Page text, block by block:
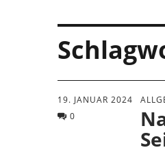
19. JANUAR 2024
0